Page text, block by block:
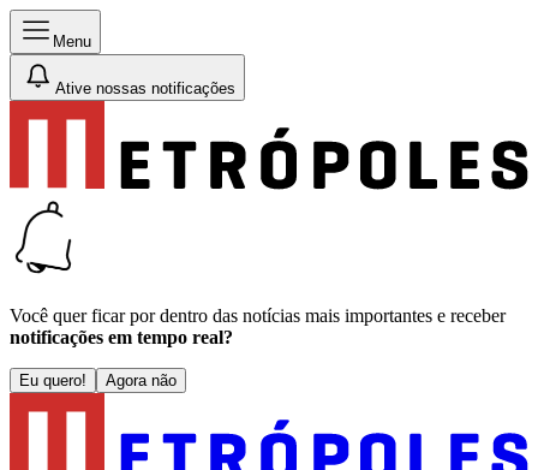
Menu
Ative nossas notificações
Você quer ficar por dentro das notícias mais importantes e receber
notificações em tempo real?
Eu quero! Agora não